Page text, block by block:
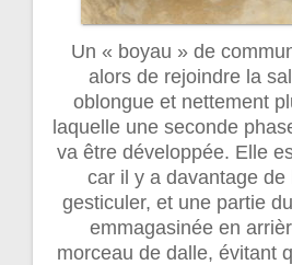
Un « boyau » de
alors de rejoindre la
oblongue et nettement
laquelle une seconde
va être développée. Elle
car il y a davantage de
gesticuler, et une partie
emmagasinée en
morceau de dalle, évitant